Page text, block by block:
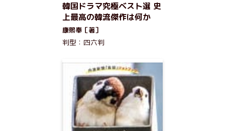
韓国ドラマ究極ベスト選 史
上最高の韓流傑作は何か
康熙奉［著］
判型：四六判